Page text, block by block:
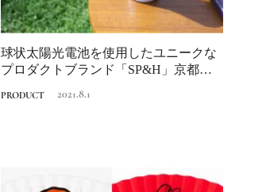
球状太陽光電池を使用したユニークな
プロダクトブランド「SP&H」京都の
PRODUCT 2021.8.1